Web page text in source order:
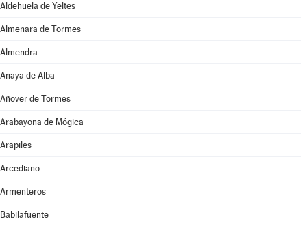
Aldehuela de Yeltes
Almenara de Tormes
Almendra
Anaya de Alba
Añover de Tormes
Arabayona de Mógica
Arapiles
Arcediano
Armenteros
Babilafuente